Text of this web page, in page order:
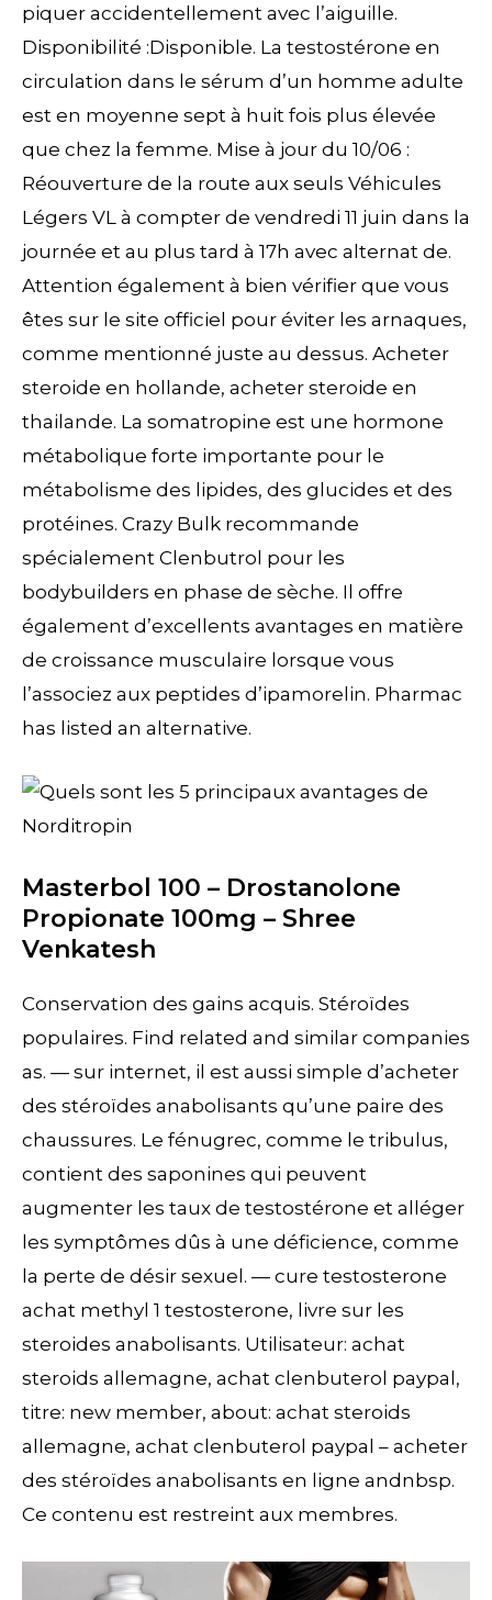
piquer accidentellement avec l’aiguille.
Disponibilité :Disponible. La testostérone en
circulation dans le sérum d’un homme adulte
est en moyenne sept à huit fois plus élevée
que chez la femme. Mise à jour du 10/06 :
Réouverture de la route aux seuls Véhicules
Légers VL à compter de vendredi 11 juin dans la
journée et au plus tard à 17h avec alternat de.
Attention également à bien vérifier que vous
êtes sur le site officiel pour éviter les arnaques,
comme mentionné juste au dessus. Acheter
steroide en hollande, acheter steroide en
thailande. La somatropine est une hormone
métabolique forte importante pour le
métabolisme des lipides, des glucides et des
protéines. Crazy Bulk recommande
spécialement Clenbutrol pour les
bodybuilders en phase de sèche. Il offre
également d’excellents avantages en matière
de croissance musculaire lorsque vous
l’associez aux peptides d’ipamorelin. Pharmac
has listed an alternative.
Masterbol 100 – Drostanolone
Propionate 100mg – Shree
Venkatesh
Conservation des gains acquis. Stéroïdes
populaires. Find related and similar companies
as. — sur internet, il est aussi simple d’acheter
des stéroïdes anabolisants qu’une paire des
chaussures. Le fénugrec, comme le tribulus,
contient des saponines qui peuvent
augmenter les taux de testostérone et alléger
les symptômes dûs à une déficience, comme
la perte de désir sexuel. — cure testosterone
achat methyl 1 testosterone, livre sur les
steroides anabolisants. Utilisateur: achat
steroids allemagne, achat clenbuterol paypal,
titre: new member, about: achat steroids
allemagne, achat clenbuterol paypal – acheter
des stéroïdes anabolisants en ligne andnbsp.
Ce contenu est restreint aux membres.